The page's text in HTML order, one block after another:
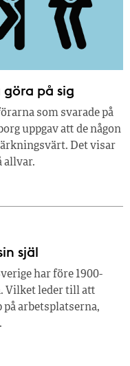
på sig
som svarade på
uppgav att de någon
Det visar
allvar.
själ
har före 1900-
Vilket leder till att
på arbetsplatserna,